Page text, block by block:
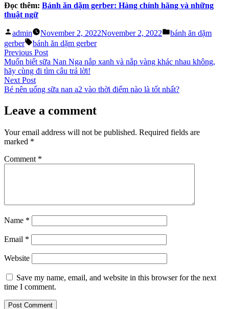
Đọc thêm: Bánh ăn dặm gerber: Hàng chính hãng và những
thuật ngữ
Posted
by
admin November 2, 2022November 2, 2022
Posted
bánh ăn dặm
gerber
Tags:
bánh ăn dặm gerber
Post
navigation
Previous PostPrevious
post:
Muốn biết sữa Nan Nga nắp xanh và nắp vàng khác nhau không,
hãy cùng đi tìm câu trả lời!
Next PostNext
post:
Bé nên uống sữa nan a2 vào thời điểm nào là tốt nhất?
Leave a comment
Your email address will not be published. Required fields are
marked *
Comment *
Name *
Email *
Website
Save my name, email, and website in this browser for the next
time I comment.